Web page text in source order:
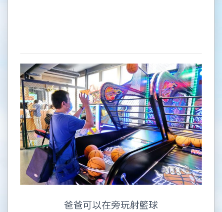
爸爸可以在旁玩射籃球